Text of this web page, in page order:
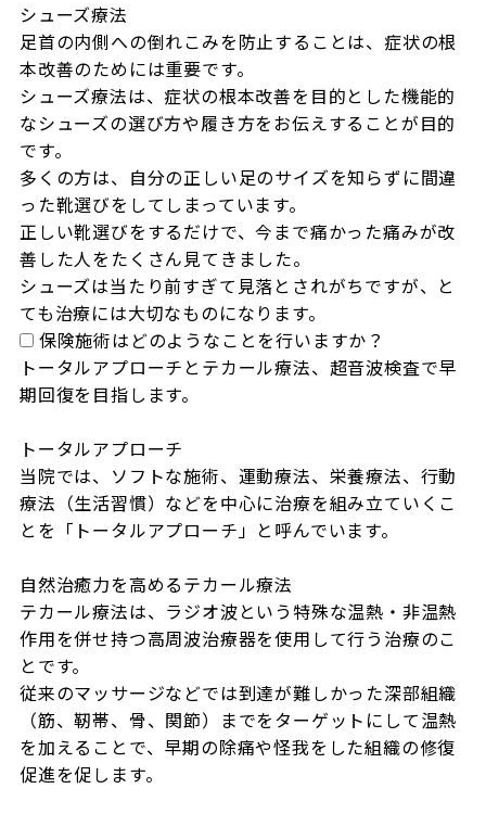
シューズ療法
足首の内側への倒れこみを防止することは、症状の根
本改善のためには重要です。
シューズ療法は、症状の根本改善を目的とした機能的
なシューズの選び方や履き方をお伝えすることが目的
です。
多くの方は、自分の正しい足のサイズを知らずに間違
った靴選びをしてしまっています。
正しい靴選びをするだけで、今まで痛かった痛みが改
善した人をたくさん見てきました。
シューズは当たり前すぎて見落とされがちですが、と
ても治療には大切なものになります。
保険施術はどのようなことを行いますか？
トータルアプローチとテカール療法、超音波検査で早
期回復を目指します。
トータルアプローチ
当院では、ソフトな施術、運動療法、栄養療法、行動
療法（生活習慣）などを中心に治療を組み立ていくこ
とを「トータルアプローチ」と呼んでいます。
自然治癒力を高めるテカール療法
テカール療法は、ラジオ波という特殊な温熱・非温熱
作用を併せ持つ高周波治療器を使用して行う治療のこ
とです。
従来のマッサージなどでは到達が難しかった深部組織
（筋、靭帯、骨、関節）までをターゲットにして温熱
を加えることで、早期の除痛や怪我をした組織の修復
促進を促します。